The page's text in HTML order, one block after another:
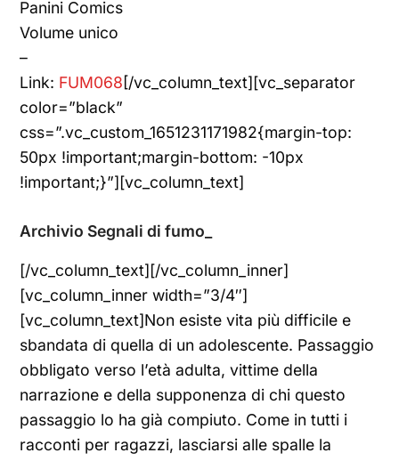
Panini Comics
Volume unico
–
Link: FUM068[/vc_column_text][vc_separator
color=”black”
css=”.vc_custom_1651231171982{margin-top:
50px !important;margin-bottom: -10px
!important;}”][vc_column_text]
Archivio Segnali di fumo_
[/vc_column_text][/vc_column_inner]
[vc_column_inner width=”3/4″]
[vc_column_text]Non esiste vita più difficile e
sbandata di quella di un adolescente. Passaggio
obbligato verso l’età adulta, vittime della
narrazione e della supponenza di chi questo
passaggio lo ha già compiuto. Come in tutti i
racconti per ragazzi, lasciarsi alle spalle la